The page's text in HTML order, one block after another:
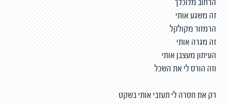
הרחוב מלוכלך
זה משגע אותי
הרמזור מקולקל
זה מגרה אותי
העיתון מעצבן אותי
וזה הורס לי את השכל
רק את חסרה לי תעזבי אותי בשקט